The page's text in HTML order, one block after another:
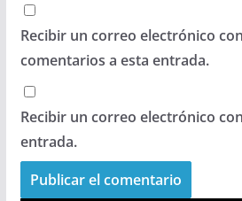
Recibir un correo electrónico
comentarios a esta entrada.
Recibir un correo electrónico
entrada.